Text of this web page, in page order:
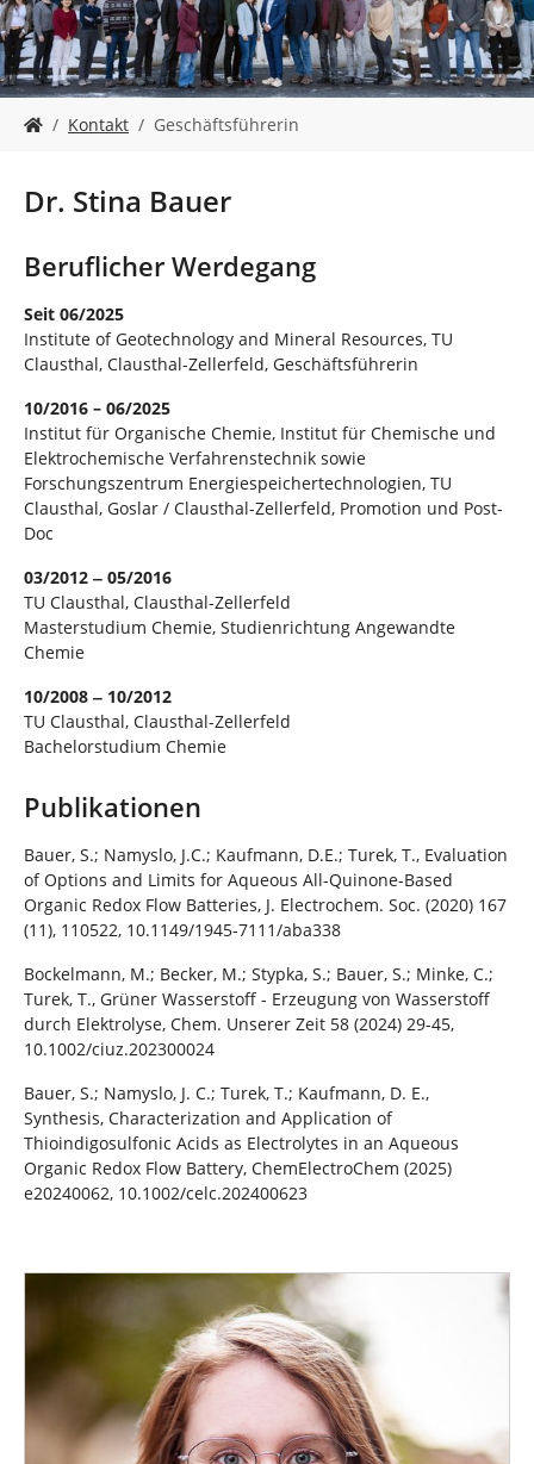
i
i
d
h
i
e
r
Kontakt Geschäftsführerin
Dr. Stina Bauer
Beruflicher Werdegang
Seit 06/2025
Institute of Geotechnology and Mineral Resources, TU
Clausthal, Clausthal-Zellerfeld, Geschäftsführerin
10/2016 – 06/2025
Institut für Organische Chemie, Institut für Chemische und
Elektrochemische Verfahrenstechnik sowie
Forschungszentrum Energiespeichertechnologien, TU
Clausthal, Goslar / Clausthal-Zellerfeld, Promotion und Post-
Doc
03/2012 ‒ 05/2016
TU Clausthal, Clausthal-Zellerfeld
Masterstudium Chemie, Studienrichtung Angewandte
Chemie
10/2008 ‒ 10/2012
TU Clausthal, Clausthal-Zellerfeld
Bachelorstudium Chemie
Publikationen
Bauer, S.; Namyslo, J.C.; Kaufmann, D.E.; Turek, T., Evaluation
of Options and Limits for Aqueous All-Quinone-Based
Organic Redox Flow Batteries, J. Electrochem. Soc. (2020) 167
(11), 110522, 10.1149/1945-7111/aba338
Bockelmann, M.; Becker, M.; Stypka, S.; Bauer, S.; Minke, C.;
Turek, T., Grüner Wasserstoff - Erzeugung von Wasserstoff
durch Elektrolyse, Chem. Unserer Zeit 58 (2024) 29-45,
10.1002/ciuz.202300024
Bauer, S.; Namyslo, J. C.; Turek, T.; Kaufmann, D. E.,
Synthesis, Characterization and Application of
Thioindigosulfonic Acids as Electrolytes in an Aqueous
Organic Redox Flow Battery, ChemElectroChem (2025)
e20240062, 10.1002/celc.202400623